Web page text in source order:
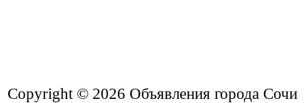
Copyright © 2026 Объявления города Сочи